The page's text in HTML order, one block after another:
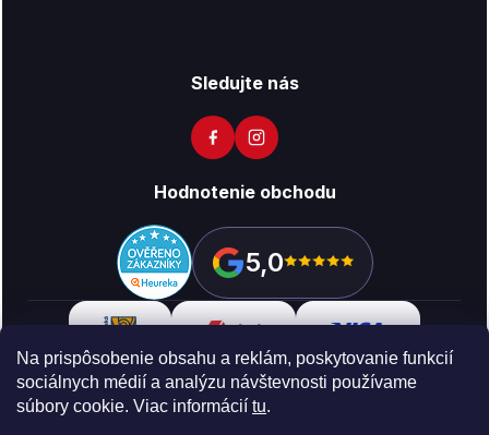
Na prispôsobenie obsahu a reklám, poskytovanie funkcií
sociálnych médií a analýzu návštevnosti používame
súbory cookie. Viac informácií tu.
Sledujte nás
Hodnotenie obchodu
5,0